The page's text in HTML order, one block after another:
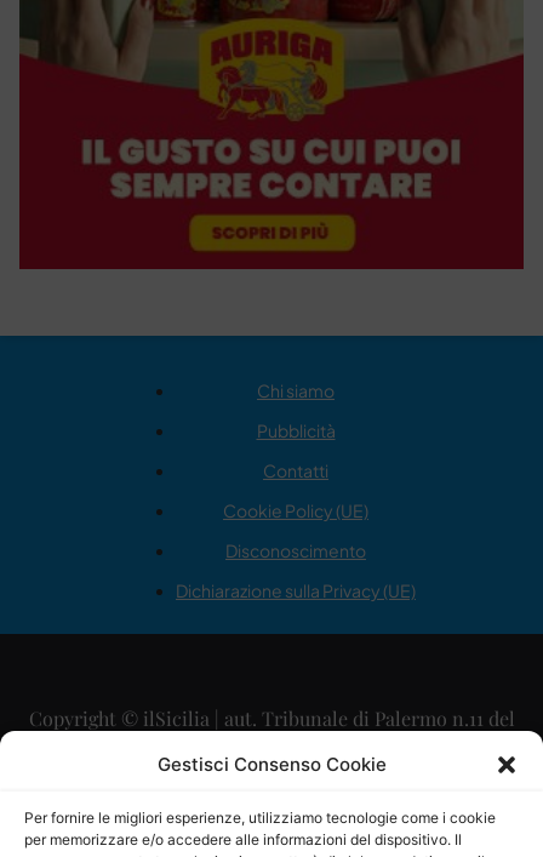
Gestisci Consenso Cookie
Per fornire le migliori esperienze, utilizziamo tecnologie come i cookie
per memorizzare e/o accedere alle informazioni del dispositivo. Il
Chi siamo
Pubblicità
Contatti
Cookie Policy (UE)
Disconoscimento
Dichiarazione sulla Privacy (UE)
Copyright © ilSicilia | aut. Tribunale di Palermo n.11 del
29/09/2015